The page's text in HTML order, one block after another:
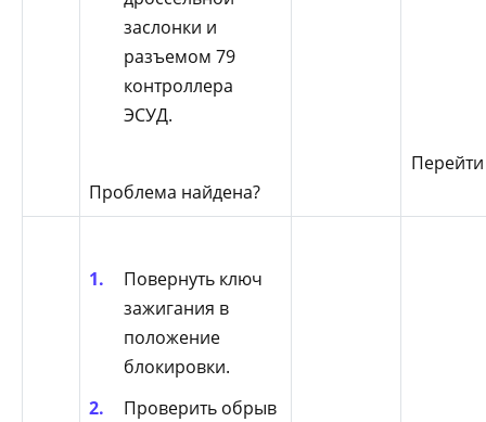
заслонки и
разъемом 79
контроллера
ЭСУД.
Проблема найдена?
Повернуть ключ
зажигания в
положение
блокировки.
Проверить обрыв